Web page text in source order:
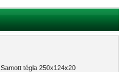
Samott tégla 250x124x20